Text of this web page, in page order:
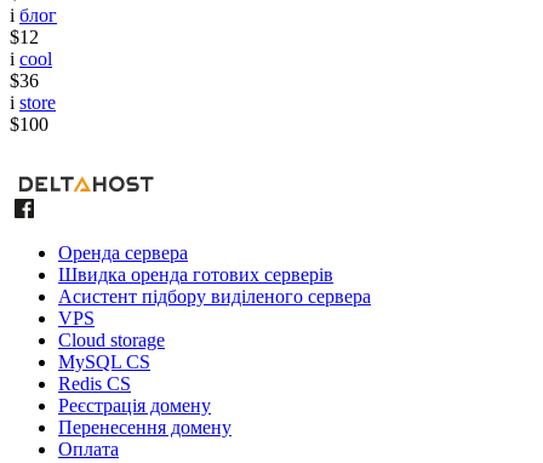
i блог
$12
i cool
$36
i store
$100
Оренда сервера
Швидка оренда готових серверів
Асистент підбору виділеного сервера
VPS
Cloud storage
MySQL CS
Redis CS
Реєстрація домену
Перенесення домену
Оплата